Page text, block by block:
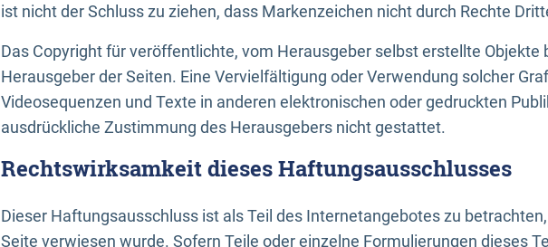
ist nicht der Schluss zu ziehen, dass Markenzeichen nicht durch Rechte
Das Copyright für veröffentlichte, vom Herausgeber selbst erstellte Objekte
Herausgeber der Seiten. Eine Vervielfältigung oder Verwendung solcher
Videosequenzen und Texte in anderen elektronischen oder gedruckten
ausdrückliche Zustimmung des Herausgebers nicht gestattet.
Rechtswirksamkeit dieses Haftungsausschlusses
Dieser Haftungsausschluss ist als Teil des Internetangebotes zu
Seite verwiesen wurde. Sofern Teile oder einzelne Formulierungen dieses